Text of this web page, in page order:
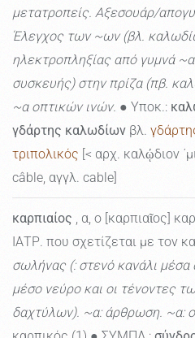
μετατροπείς. Αξεσουάρ/
Έλεγχος των ~ων (βλ.
ηλεκτροπληξίας από γυμνά
συσκευής) στην πρίζα (πβ.
~α οπτικών ινών. ● Υποκ.:
γδάρτης καλωδίων βλ.
τριπολικός [< αρχ. καλῴδιον
câble, αγγλ. cable]
καρπιαίος , α, ο [καρπιαῖος]
ΙΑΤΡ. που σχετίζεται με τον
σωλήνας (: στενό κανάλι μέσα
μέσο νεύρο και οι τένοντες
δαχτύλων). ~α: άρθρωση. ~α: